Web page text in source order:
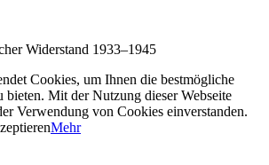
Widerstand 1933–1945
Cookies, um Ihnen die bestmögliche
bieten. Mit der Nutzung dieser Webseite
Verwendung von Cookies einverstanden.
Mehr